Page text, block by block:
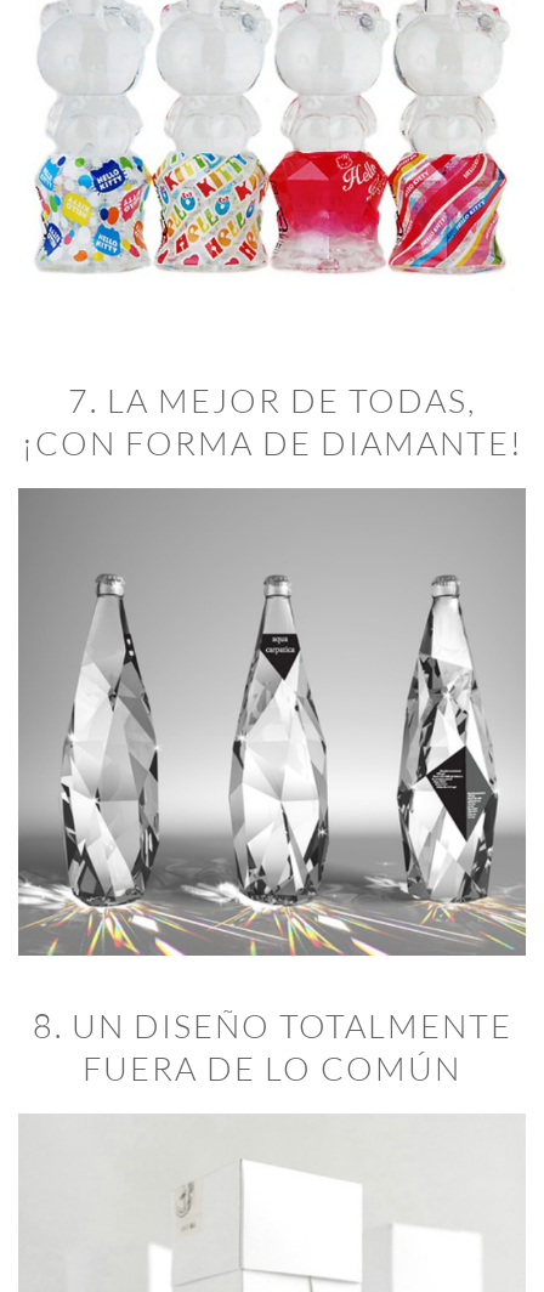
7. LA MEJOR DE TODAS,
¡CON FORMA DE DIAMANTE!
8. UN DISEÑO TOTALMENTE
FUERA DE LO COMÚN